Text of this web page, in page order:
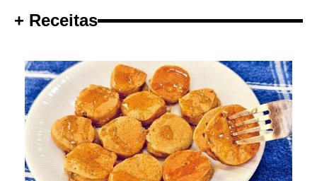
+ Receitas